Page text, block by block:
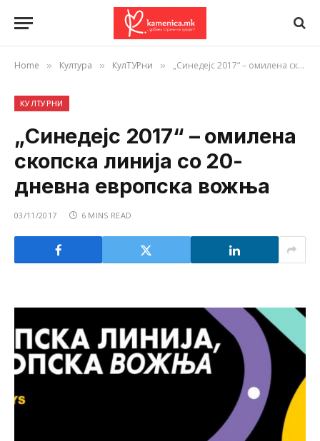
Home » Култура » КулТУРни » „Синедејс 2017“ – омилена скопска линија со 20-дневна европска вожња
КУЛТУРНИ
„Синедејс 2017“ – омилена
скопска линија со 20-
дневна европска вожња
03/11/2017 6 MINS READ